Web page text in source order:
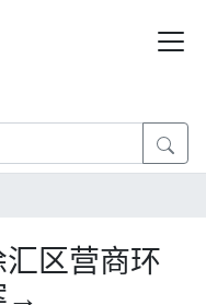
区营商环
→